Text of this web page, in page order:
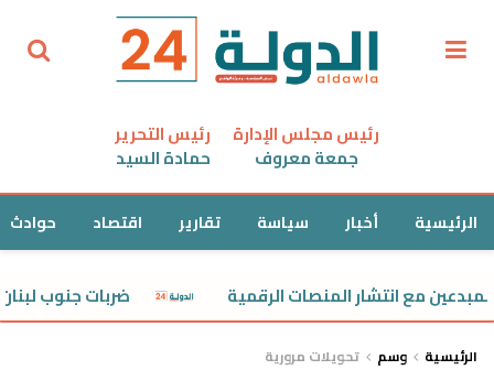
رئيس مجلس الإدارة
جمعة معروف
رئيس التحرير
حمادة السيد
الرئيسية أخبار سياسة تقارير اقتصاد حوادث
مع انتشار المنصات الرقمية ضربات جنوب
الرئيسية وسم تحويلات مرورية